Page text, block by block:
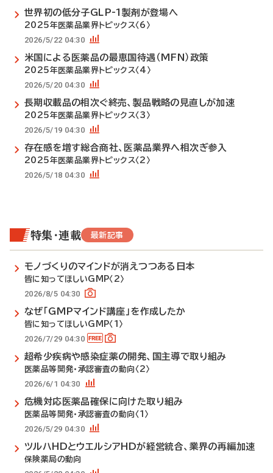
世界初の低分子GLP-1製剤が登場へ
2025年医薬品業界トピックス〈6〉
2026/5/22 04:30
米国による医薬品の最恵国待遇（MFN）政策
2025年医薬品業界トピックス〈4〉
2026/5/20 04:30
長期収載品の相次ぐ終売、製品戦略の見直しが加速
2025年医薬品業界トピックス〈3〉
2026/5/19 04:30
存在感を増す総合商社、医薬品業界へ相次ぎ参入
2025年医薬品業界トピックス〈2〉
2026/5/18 04:30
特集・連載 最新記事
モノづくりのマインドが消えつつある日本
皆に知ってほしいGMP〈2〉
2026/8/5 04:30
なぜ「GMPマインド講座」を作成したか
皆に知ってほしいGMP〈1〉
2026/7/29 04:30
超希少疾病や感染症薬の開発、国主導で取り組み
医薬品等開発・承認審査の動向〈2〉
2026/6/1 04:30
危機対応医薬品確保に向けた取り組み
医薬品等開発・承認審査の動向〈1〉
2026/5/29 04:30
ツルハHDとウエルシアHDが経営統合、業界の再編加速
保険薬局の動向